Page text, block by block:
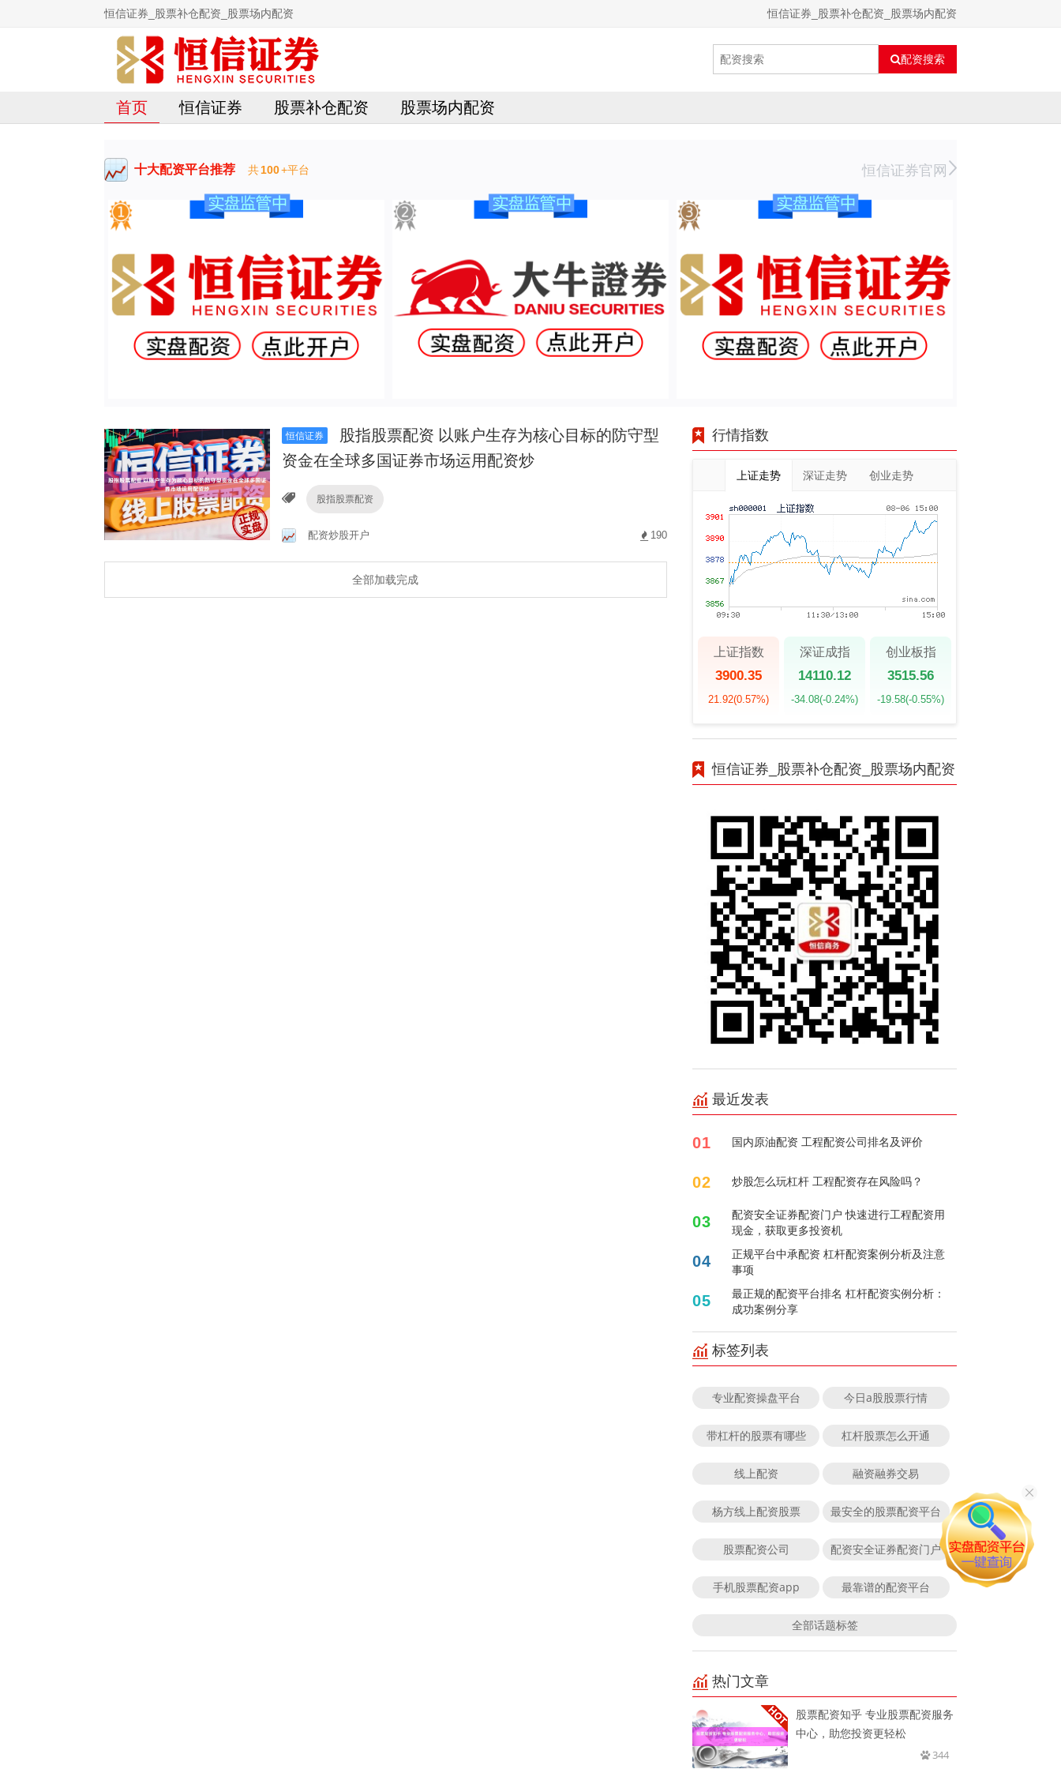
恒信证券_股票补仓配资_股票场内配资 恒信证券_股票补仓配资_股票场内配资
配资搜索
首页 恒信证券 股票补仓配资 股票场内配资
十大配资平台推荐 共100+平台 恒信证券官网
恒信证券
股指股票配资 以账户生存为核心目标的防守型
资金在全球多国证券市场运用配资炒
股指股票配资
配资炒股开户 190
全部加载完成
行情指数
上证走势 深证走势 创业走势
上证指数
3900.35
21.92(0.57%)
深证成指
14110.12
-34.08(-0.24%)
创业板指
3515.56
-19.58(-0.55%)
恒信证券_股票补仓配资_股票场内配资
最近发表
01 国内原油配资 工程配资公司排名及评价
02 炒股怎么玩杠杆 工程配资存在风险吗？
03
配资安全证券配资门户 快速进行工程配资用
现金，获取更多投资机
04
正规平台中承配资 杠杆配资案例分析及注意
事项
05
最正规的配资平台排名 杠杆配资实例分析：
成功案例分享
标签列表
专业配资操盘平台 今日a股股票行情
带杠杆的股票有哪些 杠杆股票怎么开通
线上配资 融资融券交易
杨方线上配资股票 最安全的股票配资平台
股票配资公司 配资安全证券配资门户
手机股票配资app 最靠谱的配资平台
全部话题标签
热门文章
股票配资知乎 专业股票配资服务
中心，助您投资更轻松
344